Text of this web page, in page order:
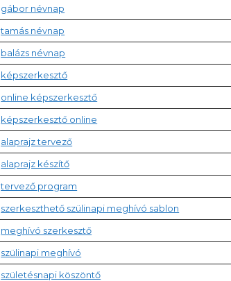
gábor névnap
tamás névnap
balázs névnap
képszerkesztő
online képszerkesztő
képszerkesztő online
alaprajz tervező
alaprajz készítő
tervező program
szerkeszthető szülinapi meghívó sablon
meghívó szerkesztő
szülinapi meghívó
születésnapi köszöntő